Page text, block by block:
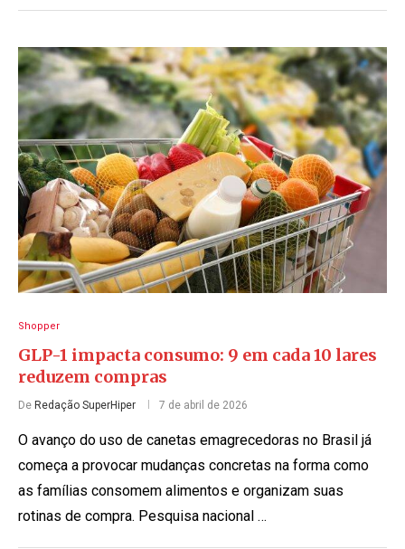
Shopper
GLP-1 impacta consumo: 9 em cada 10 lares
reduzem compras
De Redação SuperHiper 7 de abril de 2026
O avanço do uso de canetas emagrecedoras no Brasil já
começa a provocar mudanças concretas na forma como
as famílias consomem alimentos e organizam suas
rotinas de compra. Pesquisa nacional …